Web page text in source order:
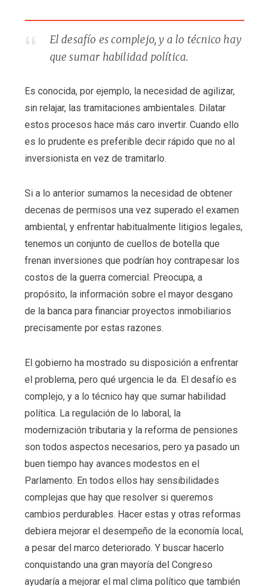
El desafío es complejo, y a lo técnico hay
que sumar habilidad política.
Es conocida, por ejemplo, la necesidad de agilizar,
sin relajar, las tramitaciones ambientales. Dilatar
estos procesos hace más caro invertir. Cuando ello
es lo prudente es preferible decir rápido que no al
inversionista en vez de tramitarlo.
Si a lo anterior sumamos la necesidad de obtener
decenas de permisos una vez superado el examen
ambiental, y enfrentar habitualmente litigios legales,
tenemos un conjunto de cuellos de botella que
frenan inversiones que podrían hoy contrapesar los
costos de la guerra comercial. Preocupa, a
propósito, la información sobre el mayor desgano
de la banca para financiar proyectos inmobiliarios
precisamente por estas razones.
El gobierno ha mostrado su disposición a enfrentar
el problema, pero qué urgencia le da. El desafío es
complejo, y a lo técnico hay que sumar habilidad
política. La regulación de lo laboral, la
modernización tributaria y la reforma de pensiones
son todos aspectos necesarios, pero ya pasado un
buen tiempo hay avances modestos en el
Parlamento. En todos ellos hay sensibilidades
complejas que hay que resolver si queremos
cambios perdurables. Hacer estas y otras reformas
debiera mejorar el desempeño de la economía local,
a pesar del marco deteriorado. Y buscar hacerlo
conquistando una gran mayoría del Congreso
ayudaría a mejorar el mal clima político que también